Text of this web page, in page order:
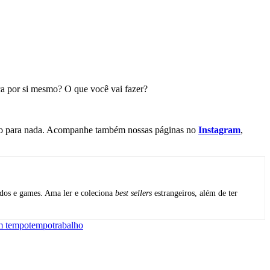
por si mesmo? O que você vai fazer?
nada. Acompanhe também nossas páginas no Instagram,
e games. Ama ler e coleciona best sellers estrangeiros, além de ter
tempotempotrabalho